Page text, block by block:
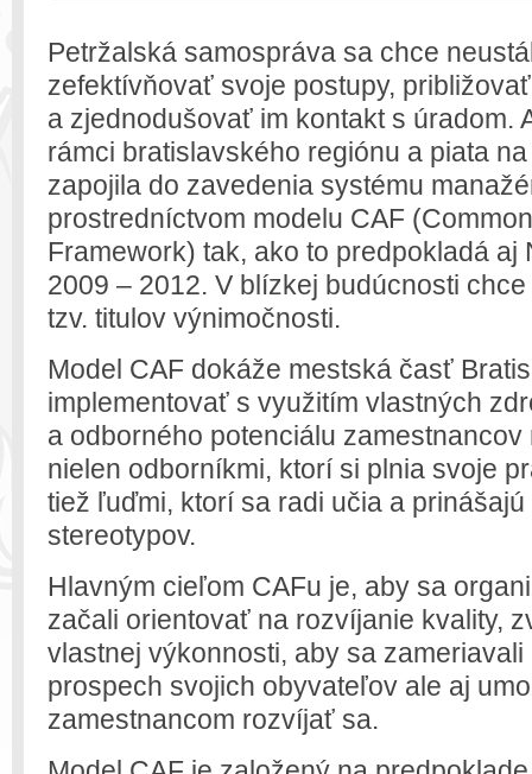
Petržalská samospráva sa chce
zefektívňovať svoje postupy,
a zjednodušovať im kontakt s úradom.
rámci bratislavského regiónu a piata
zapojila do zavedenia systému
prostredníctvom modelu CAF
Framework) tak, ako to predpokladá
2009 – 2012. V blízkej budúcnosti
tzv. titulov výnimočnosti.
Model CAF dokáže mestská časť
implementovať s využitím vlastných
a odborného potenciálu
nielen odborníkmi, ktorí si plnia svoje
tiež ľuďmi, ktorí sa radi učia a
stereotypov.
Hlavným cieľom CAFu je, aby sa
začali orientovať na rozvíjanie kvality,
vlastnej výkonnosti, aby sa
prospech svojich obyvateľov ale aj
zamestnancom rozvíjať sa.